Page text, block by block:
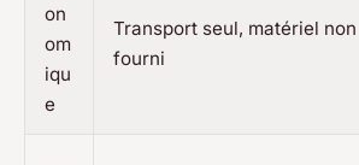
on
om
iqu
e
Transport seul, matériel non
fourni